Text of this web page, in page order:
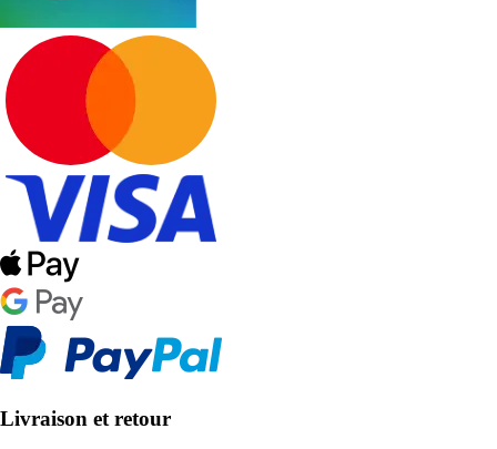
Livraison et retour